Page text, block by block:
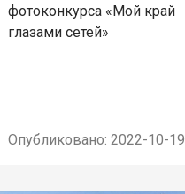
фотоконкурса «Мой край
глазами сетей»
Опубликовано: 2022-10-19